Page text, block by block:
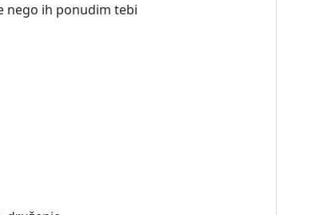
nego ih ponudim tebi